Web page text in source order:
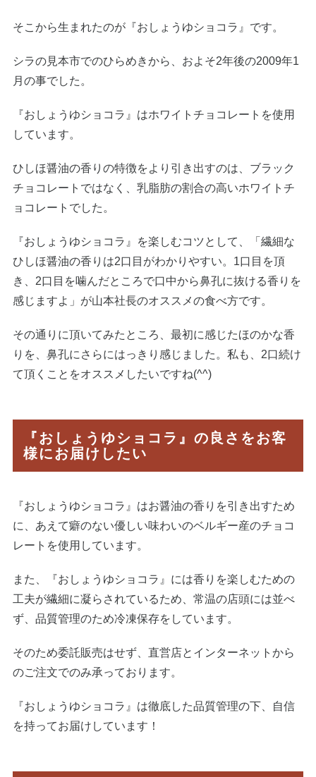
そこから生まれたのが『おしょうゆショコラ』です。
シラの見本市でのひらめきから、およそ2年後の2009年1
月の事でした。
『おしょうゆショコラ』はホワイトチョコレートを使用
しています。
ひしほ醤油の香りの特徴をより引き出すのは、ブラック
チョコレートではなく、乳脂肪の割合の高いホワイトチ
ョコレートでした。
『おしょうゆショコラ』を楽しむコツとして、「繊細な
ひしほ醤油の香りは2口目がわかりやすい。1口目を頂
き、2口目を噛んだところで口中から鼻孔に抜ける香りを
感じますよ」が山本社長のオススメの食べ方です。
その通りに頂いてみたところ、最初に感じたほのかな香
りを、鼻孔にさらにはっきり感じました。私も、2口続け
て頂くことをオススメしたいですね(^^)
『おしょうゆショコラ』の良さをお客
様にお届けしたい
『おしょうゆショコラ』はお醤油の香りを引き出すため
に、あえて癖のない優しい味わいのベルギー産のチョコ
レートを使用しています。
また、『おしょうゆショコラ』には香りを楽しむための
工夫が繊細に凝らされているため、常温の店頭には並べ
ず、品質管理のため冷凍保存をしています。
そのため委託販売はせず、直営店とインターネットから
のご注文でのみ承っております。
『おしょうゆショコラ』は徹底した品質管理の下、自信
を持ってお届けしています！